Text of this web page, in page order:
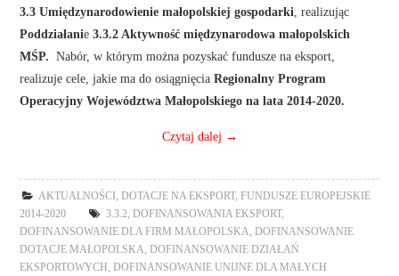
3.3 Umiędzynarodowienie małopolskiej gospodarki, realizując
Poddziałanie3.3.2 Aktywność międzynarodowa małopolskich
MŚP.Nabór, w którym można pozyskać fundusze na eksport,
realizuje cele, jakie ma do osiągnięcia Regionalny Program
Operacyjny Województwa Małopolskiego na lata 2014-2020.
Czytaj dalej →
AKTUALNOŚCI ,DOTACJE NA EKSPORT, FUNDUSZE EUROPEJSKIE
2014-2020
3.3.2,DOFINANSOWANIA EKSPORT,
DOFINANSOWANIE DLA FIRM MAŁOPOLSKA,DOFINANSOWANIE
DOTACJE MAŁOPOLSKA,DOFINANSOWANIE DZIAŁAŃ
EKSPORTOWYCH,DOFINANSOWANIE UNIJNE DLA MAŁYCH